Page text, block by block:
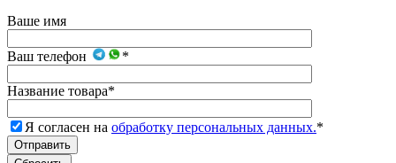
Ваше имя
Ваш телефон *
Название товара*
Я согласен на обработку персональных данных.*